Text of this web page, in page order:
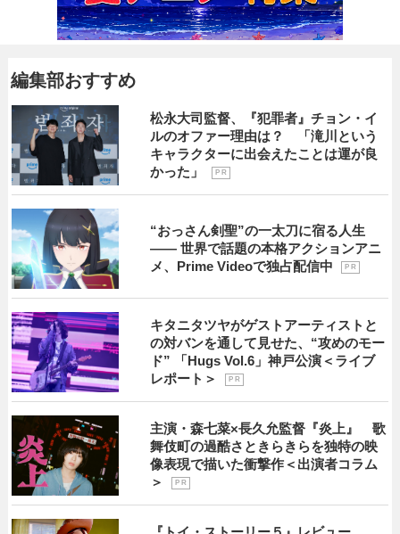
編集部おすすめ
松永大司監督、『犯罪者』チョン・イ
ルのオファー理由は？ 「滝川という
キャラクターに出会えたことは運が良
かった」
P R
“おっさん剣聖”の一太刀に宿る人生
―― 世界で話題の本格アクションアニ
メ、Prime Videoで独占配信中
P R
キタニタツヤがゲストアーティストと
の対バンを通して見せた、“攻めのモー
ド” 「Hugs Vol.6」神戸公演＜ライブ
レポート＞
P R
主演・森七菜×長久允監督『炎上』 歌
舞伎町の過酷さときらきらを独特の映
像表現で描いた衝撃作＜出演者コラム
＞
P R